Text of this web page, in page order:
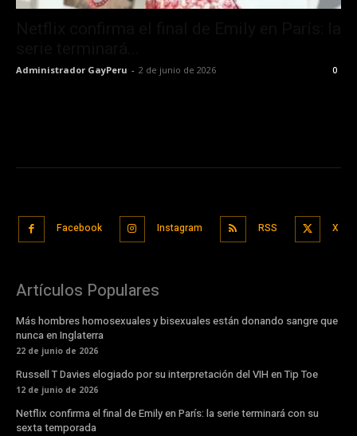
Administrador GayPeru - 2 de junio de 2026 0
Facebook Instagram RSS X
Artículos Populares
Más hombres homosexuales y bisexuales están donando sangre que
nunca en Inglaterra
22 de junio de 2026
Russell T Davies elogiado por su interpretación del VIH en Tip Toe
12 de junio de 2026
Netflix confirma el final de Emily en París: la serie terminará con su
sexta temporada